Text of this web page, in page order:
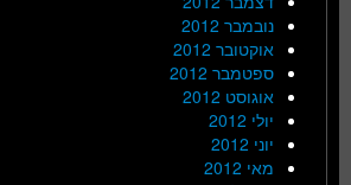
נובמבר 2012
אוקטובר 2012
ספטמבר 2012
אוגוסט 2012
יולי 2012
יוני 2012
מאי 2012